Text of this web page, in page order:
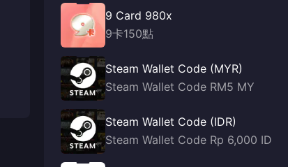
9 Card 980x
9卡150點
Steam Wallet Code (MYR)
Steam Wallet Code RM5 MY
Steam Wallet Code (IDR)
Steam Wallet Code Rp 6,000 ID